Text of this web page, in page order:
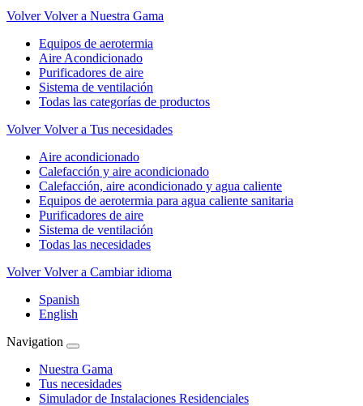
Volver Volver a Nuestra Gama
Equipos de aerotermia
Aire Acondicionado
Purificadores de aire
Sistema de ventilación
Todas las categorías de productos
Volver Volver a Tus necesidades
Aire acondicionado
Calefacción y aire acondicionado
Calefacción, aire acondicionado y agua caliente
Equipos de aerotermia para agua caliente sanitaria
Purificadores de aire
Sistema de ventilación
Todas las necesidades
Volver Volver a Cambiar idioma
Spanish
English
Navigation
Nuestra Gama
Tus necesidades
Simulador de Instalaciones Residenciales